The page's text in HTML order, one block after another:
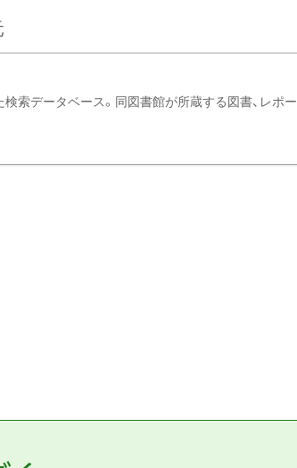
索データベース。同図書館が所蔵する図書、レポー